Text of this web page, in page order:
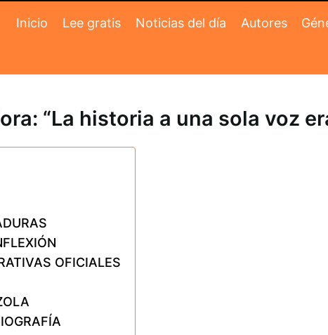
Inicio Lee gratis Noticias del día Autores
“La historia a una sola voz
OFICIALES